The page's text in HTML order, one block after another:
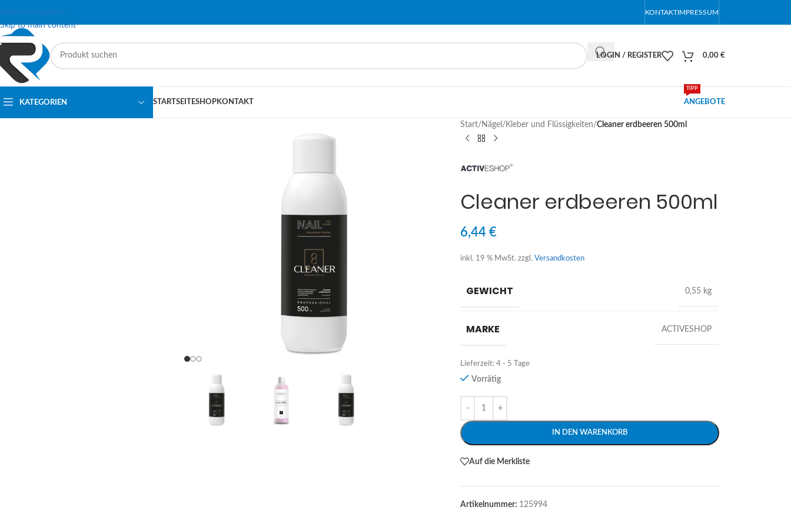
Skip to navigation
Skip to main content
KONTAKTIMPRESSUM
LOGIN / REGISTER 0,00 €
KATEGORIEN STARTSEITESHOPKONTAKT ANGEBOTE
TIPP
Start/ Nägel / Kleber und Flüssigkeiten/Cleaner erdbeeren 500ml
Cleaner erdbeeren 500ml
6,44€
inkl. 19 % MwSt. zzgl. Versandkosten
GEWICHT 0,55 kg
MARKE ACTIVESHOP
Lieferzeit:4 - 5 Tage
Vorrätig
IN DEN WARENKORB
Alternative:
Auf die Merkliste
Artikelnummer: 125994